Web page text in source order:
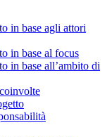
in base agli attori
in base al focus
in base all’ambito di